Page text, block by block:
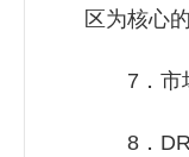
区为核心
7．市场
8．DRG